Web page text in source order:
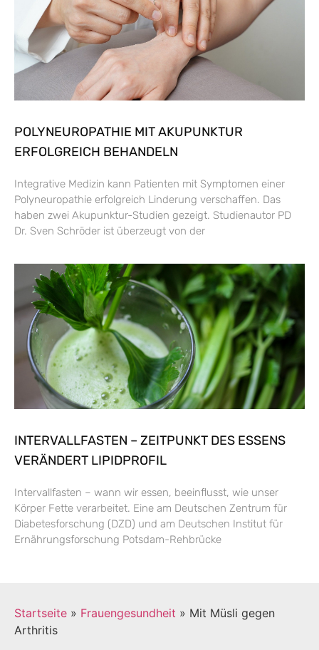
POLYNEUROPATHIE MIT AKUPUNKTUR
ERFOLGREICH BEHANDELN
Integrative Medizin kann Patienten mit Symptomen einer
Polyneuropathie erfolgreich Linderung verschaffen. Das
haben zwei Akupunktur-Studien gezeigt. Studienautor PD
Dr. Sven Schröder ist überzeugt von der
INTERVALLFASTEN – ZEITPUNKT DES ESSENS
VERÄNDERT LIPIDPROFIL
Intervallfasten – wann wir essen, beeinflusst, wie unser
Körper Fette verarbeitet. Eine am Deutschen Zentrum für
Diabetesforschung (DZD) und am Deutschen Institut für
Ernährungsforschung Potsdam-Rehbrücke
Startseite » Frauengesundheit » Mit Müsli gegen
Arthritis